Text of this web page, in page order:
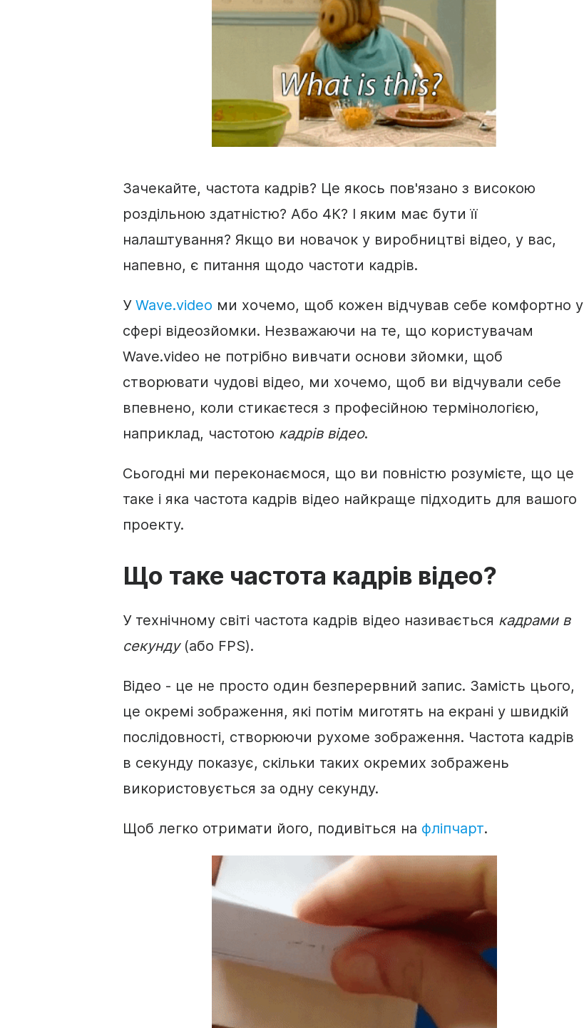
Зачекайте, частота кадрів? Це якось пов'язано з високою
роздільною здатністю? Або 4К? І яким має бути її
налаштування? Якщо ви новачок у виробництві відео, у вас,
напевно, є питання щодо частоти кадрів.
У Wave.video ми хочемо, щоб кожен відчував себе комфортно у
сфері відеозйомки. Незважаючи на те, що користувачам
Wave.video не потрібно вивчати основи зйомки, щоб
створювати чудові відео, ми хочемо, щоб ви відчували себе
впевнено, коли стикаєтеся з професійною термінологією,
наприклад, частотою кадрів відео.
Сьогодні ми переконаємося, що ви повністю розумієте, що це
таке і яка частота кадрів відео найкраще підходить для вашого
проекту.
Що таке частота кадрів відео?
У технічному світі частота кадрів відео називається кадрами в
секунду(або FPS).
Відео - це не просто один безперервний запис. Замість цього,
це окремі зображення, які потім миготять на екрані у швидкій
послідовності, створюючи рухоме зображення. Частота кадрів
в секунду показує, скільки таких окремих зображень
використовується за одну секунду.
Щоб легко отримати його, подивіться на фліпчарт.